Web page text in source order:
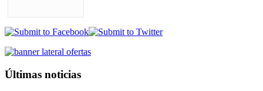
Últimas noticias